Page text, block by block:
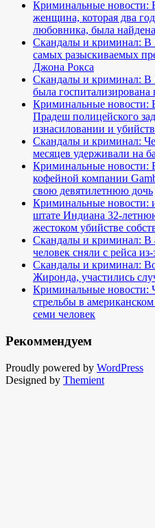
Криминальные новости:
женщина, которая два
любовника, была
Скандалы и криминал: В
самых разыскиваемых
Джона Рокса
Скандалы и криминал: В
была госпитализирована
Криминальные новости:
Прадеш полицейского
изнасиловании и
Скандалы и криминал:
месяцев удерживали на
Криминальные новости:
кофейной компании
свою девятилетнюю дочь
Криминальные
штате Индиана 32-
жестоком убийстве
Скандалы и криминал: В
человек сняли с рейса из-
Скандалы и криминал:
Жиронда, участились
Криминальные новости:
стрельбы в
семи человек
Рекоммендуем
Proudly powered by WordPress
Designed by Themient